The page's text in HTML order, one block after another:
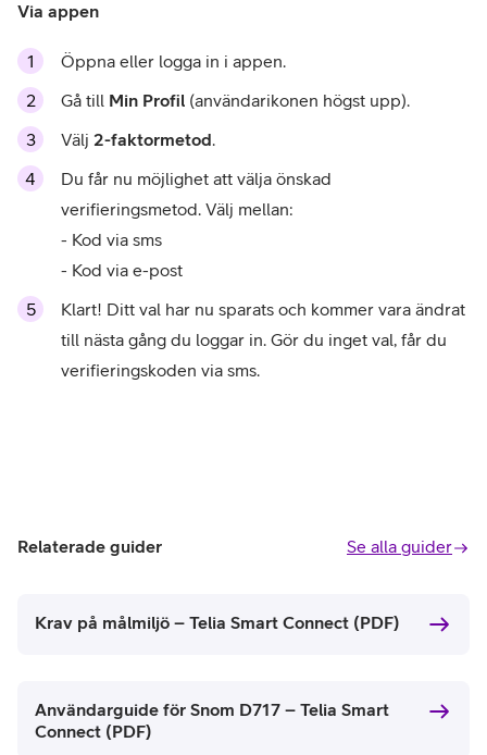
Via appen
Öppna eller logga in i appen.
Gå till Min Profil (användarikonen högst upp).
Välj 2-faktormetod.
Du får nu möjlighet att välja önskad
verifieringsmetod. Välj mellan:
- Kod via sms
- Kod via e-post
Klart! Ditt val har nu sparats och kommer vara ändrat
till nästa gång du loggar in. Gör du inget val, får du
verifieringskoden via sms.
Relaterade guider Se alla guider
Krav på målmiljö – Telia Smart Connect (PDF)
Användarguide för Snom D717 – Telia Smart
Connect (PDF)